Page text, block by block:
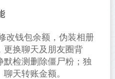
改钱包余额，伪装相册
更换聊天及朋友圈背
默检测删除僵尸粉；独
天转账金额。